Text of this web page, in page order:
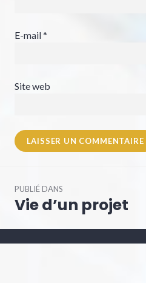
E-mail*
Site web
dePUBLIÉ DANS
Vie d’un projet